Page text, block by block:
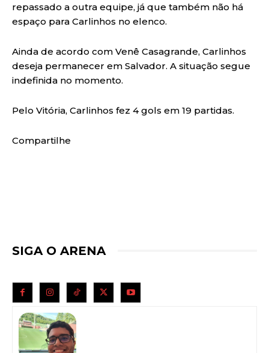
repassado a outra equipe, já que também não há
espaço para Carlinhos no elenco.
Ainda de acordo com Venê Casagrande, Carlinhos
deseja permanecer em Salvador. A situação segue
indefinida no momento.
Pelo Vitória, Carlinhos fez 4 gols em 19 partidas.
Compartilhe
SIGA O ARENA